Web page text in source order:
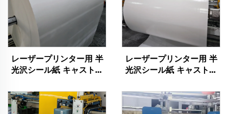
レーザープリンター用 半
光沢シール紙 キャストコ
真用紙 キャストコーティ
ング シール用紙
レーザープリンター用 半
光沢シール紙 キャストコ
真用紙 キャストコーティ
ング シール用紙